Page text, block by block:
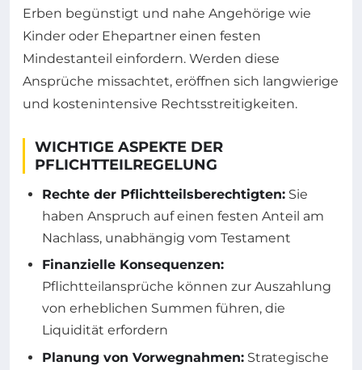
Erben begünstigt und nahe Angehörige wie
Kinder oder Ehepartner einen festen
Mindestanteil einfordern. Werden diese
Ansprüche missachtet, eröffnen sich langwierige
und kostenintensive Rechtsstreitigkeiten.
WICHTIGE ASPEKTE DER
PFLICHTTEILREGELUNG
Rechte der Pflichtteilsberechtigten: Sie
haben Anspruch auf einen festen Anteil am
Nachlass, unabhängig vom Testament
Finanzielle Konsequenzen:
Pflichtteilansprüche können zur Auszahlung
von erheblichen Summen führen, die
Liquidität erfordern
Planung von Vorwegnahmen: Strategische